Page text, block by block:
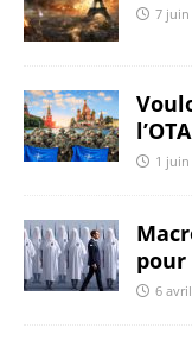
7 juin
1 juin
pour
6